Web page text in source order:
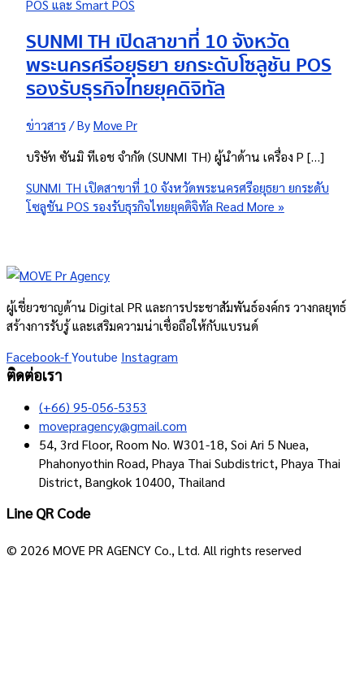
SUNMI TH เปิดสาขาที่ 10 จังหวัด
พระนครศรีอยุธยา ยกระดับโซลูชัน POS
รองรับธุรกิจไทยยุคดิจิทัล
ข่าวสาร/ ByMove Pr
บริษัท ซันมิ ทีเอช จำกัด (SUNMI TH) ผู้นำด้าน เครื่อง P […]
SUNMI TH เปิดสาขาที่ 10 จังหวัดพระนครศรีอยุธยา ยกระดับ
โซลูชัน POS รองรับธุรกิจไทยยุคดิจิทัล Read More »
ผู้เชี่ยวชาญด้าน Digital PR และการประชาสัมพันธ์องค์กร วางกลยุทธ์
สร้างการรับรู้ และเสริมความน่าเชื่อถือให้กับแบรนด์
Facebook-fYoutube Instagram
ติดต่อเรา
(+66) 95-056-5353
movepragency@gmail.com
54, 3rd Floor, Room No. W301-18, Soi Ari 5 Nuea,
Phahonyothin Road, Phaya Thai Subdistrict, Phaya Thai
District, Bangkok 10400, Thailand
Line QR Code
© 2026 MOVE PR AGENCY Co., Ltd. All rights reserved